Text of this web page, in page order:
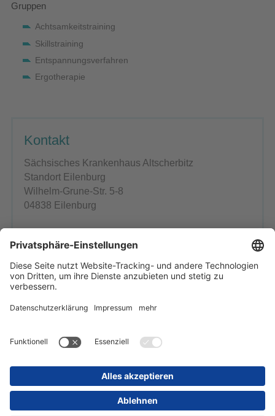
Gruppen
Achtsamkeitstraining
Skillstraining
Entspannungsverfahren
Ergotherapie
Kontakt
Sächsisches Krankenhaus Altscherbitz
Standort Eilenburg
Wilhelm-Grune-Str. 5-8
04838 Eilenburg
Ambulanzschwester:
Tel.: 034204 87-2585
FÄ Susanne Schiemanck-Golomb
Inhaltsübersicht Impressum